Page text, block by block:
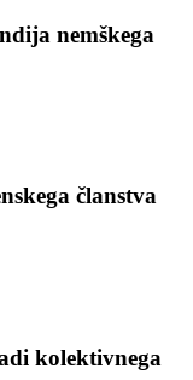
nemškega
članstva
kolektivnega